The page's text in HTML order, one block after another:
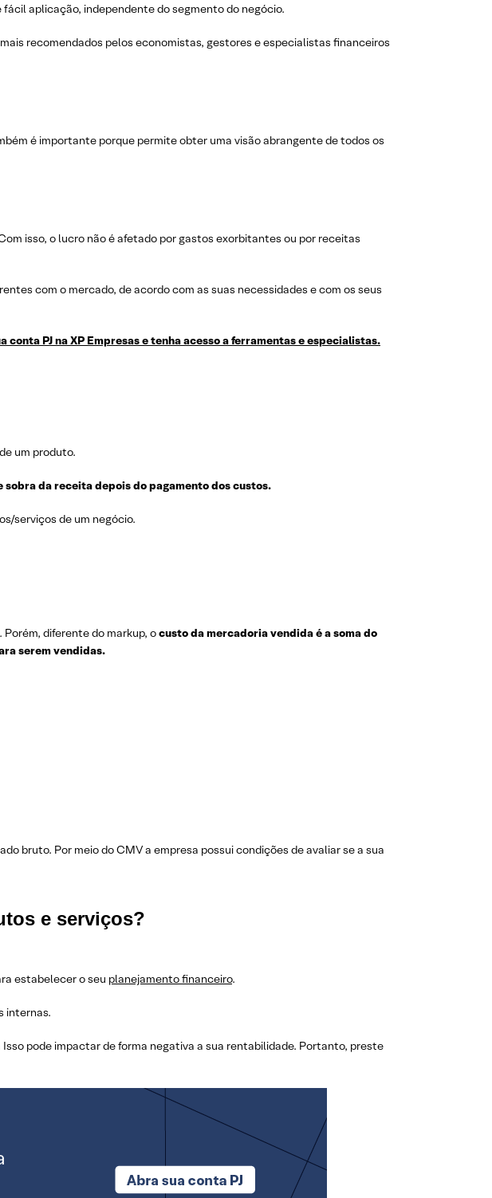
aplicação, independente do segmento do negócio.
recomendados pelos economistas, gestores e especialistas financeiros
é importante porque permite obter uma visão abrangente de todos os
isso, o lucro não é afetado por gastos exorbitantes ou por receitas
com o mercado, de acordo com as suas necessidades e com os seus
conta PJ na XP Empresas e tenha acesso a ferramentas e especialistas.
um produto.
da receita depois do pagamento dos custos.
serviços de um negócio.
diferente do markup, ocusto da mercadoria vendida é a soma do
serem vendidas.
bruto. Por meio do CMV a empresa possui condições de avaliar se a sua
e serviços?
estabelecer o seu planejamento financeiro.
internas.
pode impactar de forma negativa a sua rentabilidade. Portanto, preste